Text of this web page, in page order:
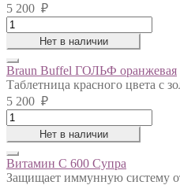
5 200 ₽
Braun
Buffel
ГОЛЬФ
жёлтая
quantity
Нет в наличии
Braun Buffel ГОЛЬФ оранжевая
Таблетница красного цвета с
5 200 ₽
Braun
Buffel
ГОЛЬФ
оранжевая
quantity
Нет в наличии
Витамин С 600 Супра
Защищает иммунную систему